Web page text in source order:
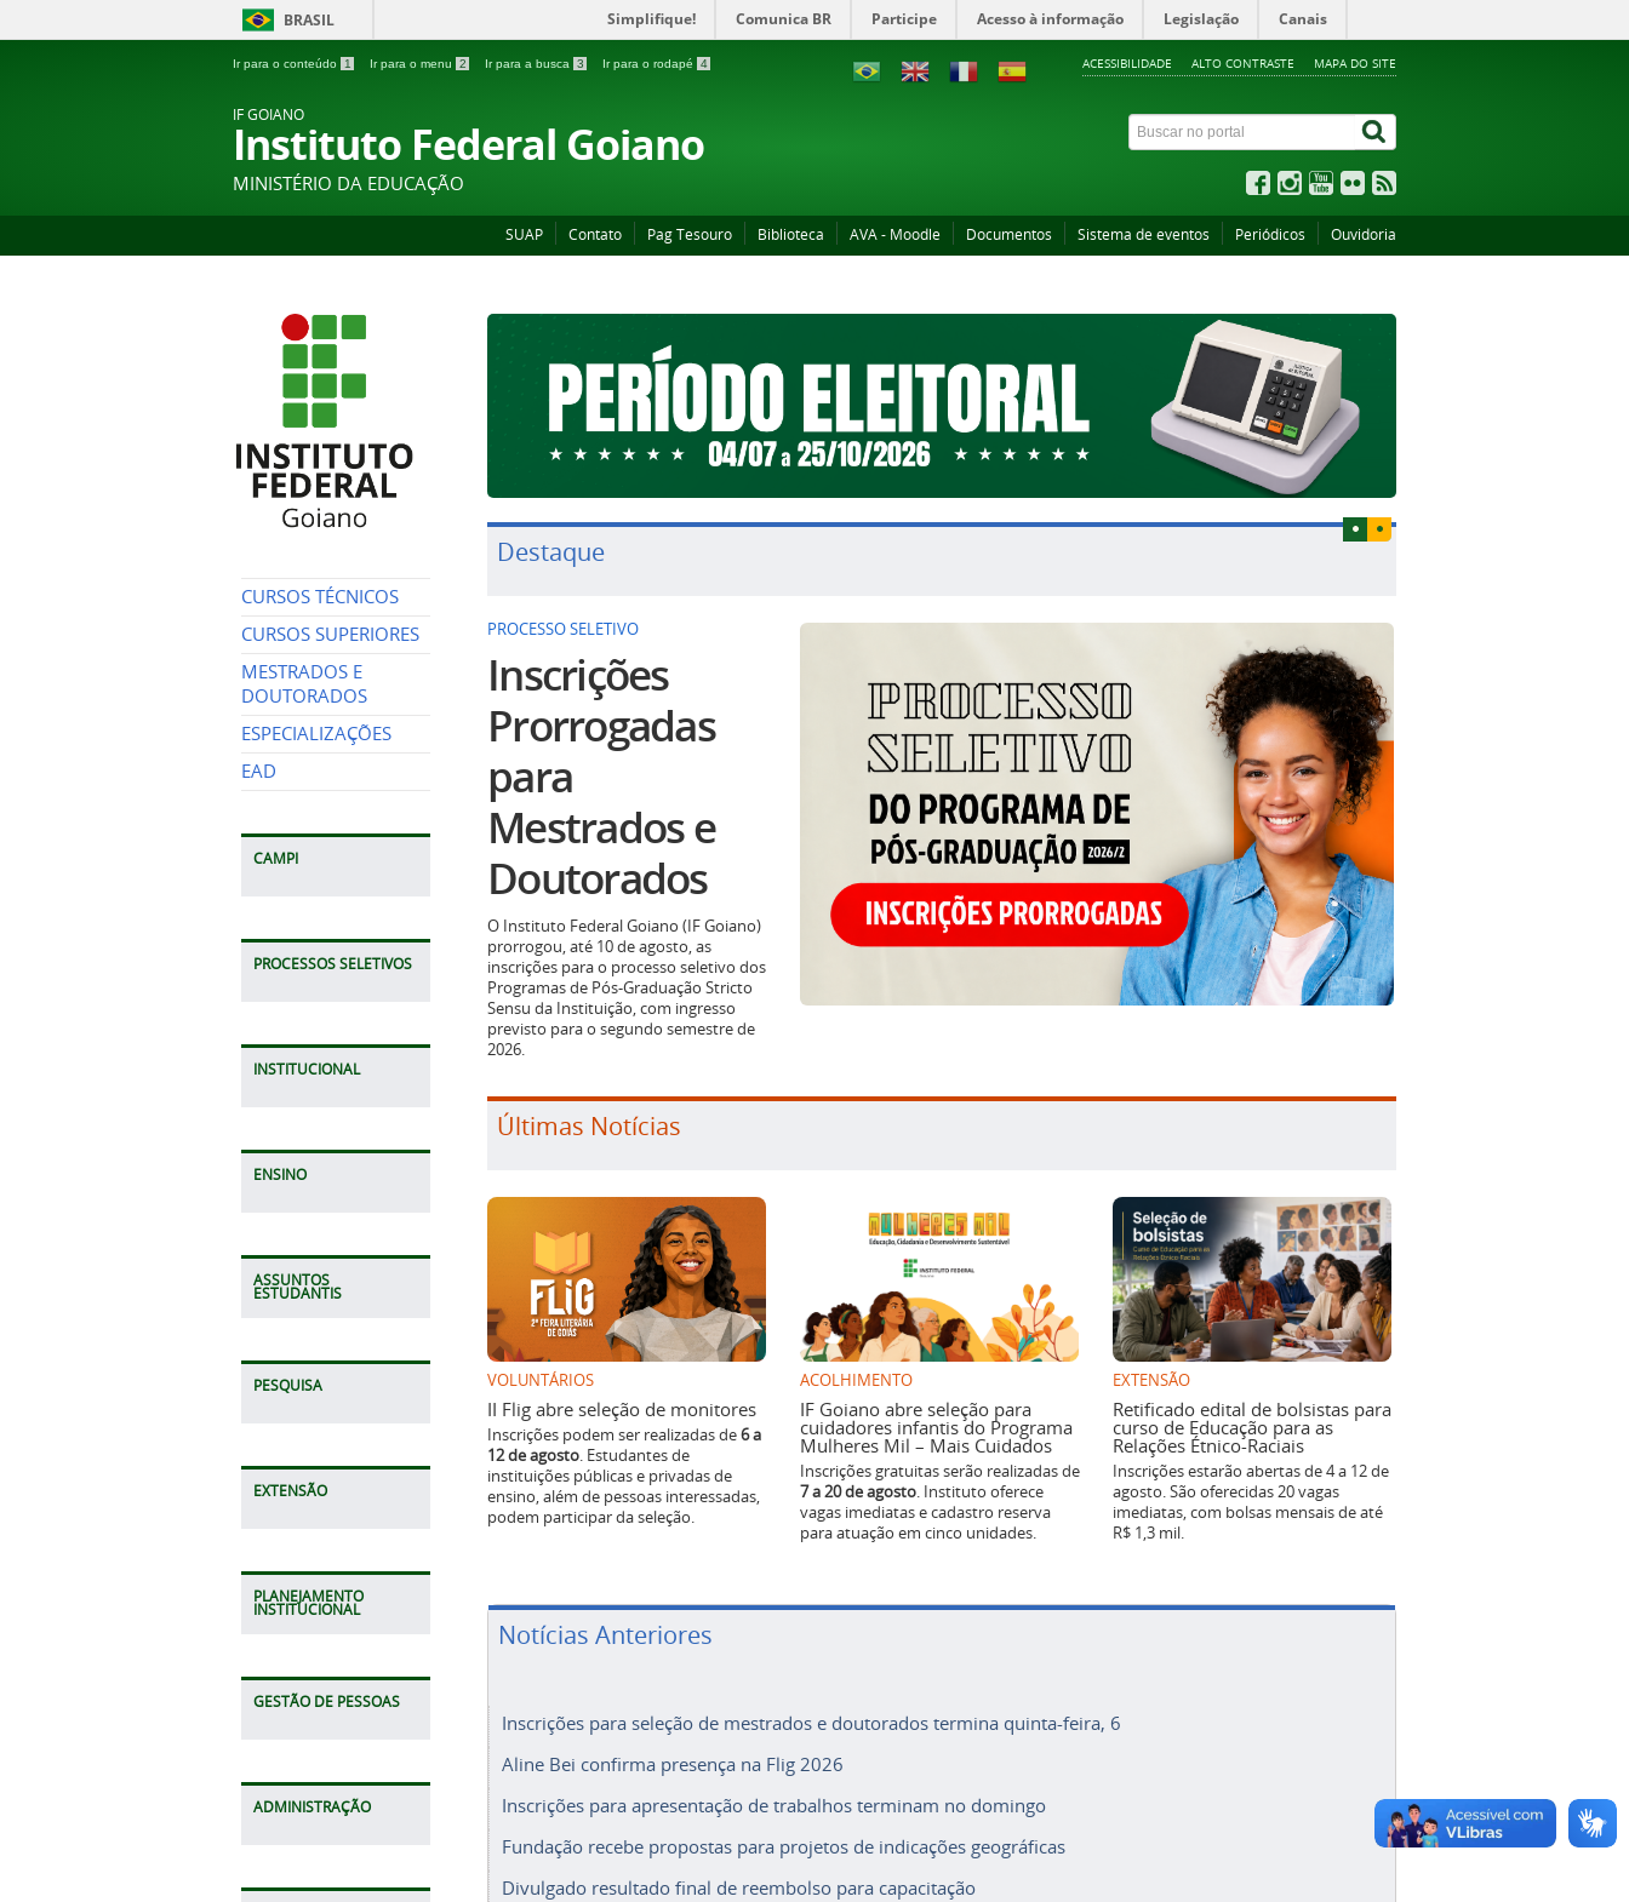
BRASIL Simplifique! Comunica BR Participe Acesso à informação Legislação Canais
Ir para o conteúdo 1 Ir para o menu 2 Ir para a busca 3 Ir para o rodapé 4 ACESSIBILIDADE ALTO CONTRASTE MAPA DO SITE
IF GOIANO
Instituto Federal Goiano
MINISTÉRIO DA EDUCAÇÃO
SUAP Contato Pag Tesouro Biblioteca AVA - Moodle Documentos Sistema de eventos Periódicos Ouvidoria
CURSOS TÉCNICOS
CURSOS SUPERIORES
MESTRADOS E
DOUTORADOS
ESPECIALIZAÇÕES
EAD
CAMPI
PROCESSOS SELETIVOS
INSTITUCIONAL
ENSINO
ASSUNTOS
ESTUDANTIS
PESQUISA
EXTENSÃO
PLANEJAMENTO
INSTITUCIONAL
GESTÃO DE PESSOAS
ADMINISTRAÇÃO
Destaque
PROCESSO SELETIVO
Inscrições
Prorrogadas
para
Mestrados e
Doutorados
O Instituto Federal Goiano (IF Goiano)
prorrogou, até 10 de agosto, as
inscrições para o processo seletivo dos
Programas de Pós-Graduação Stricto
Sensu da Instituição, com ingresso
previsto para o segundo semestre de
2026.
Últimas Notícias
VOLUNTÁRIOS
II Flig abre seleção de monitores
Inscrições podem ser realizadas de6 a
12 de agosto. Estudantes de
instituições públicas e privadas de
ensino, além de pessoas interessadas,
podem participar da seleção.
ACOLHIMENTO
IF Goiano abre seleção para
cuidadores infantis do Programa
Mulheres Mil – Mais Cuidados
Inscrições gratuitas serão realizadas de
7 a 20 de agosto. Instituto oferece
vagas imediatas e cadastro reserva
para atuação em cinco unidades.
EXTENSÃO
Retificado edital de bolsistas para
curso de Educação para as
Relações Étnico-Raciais
Inscrições estarão abertas de 4 a 12 de
agosto. São oferecidas 20 vagas
imediatas, com bolsas mensais de até
R$ 1,3 mil.
Notícias Anteriores
Inscrições para seleção de mestrados e doutorados termina quinta-feira, 6
Aline Bei confirma presença na Flig 2026
Inscrições para apresentação de trabalhos terminam no domingo
Fundação recebe propostas para projetos de indicações geográficas
Divulgado resultado final de reembolso para capacitação